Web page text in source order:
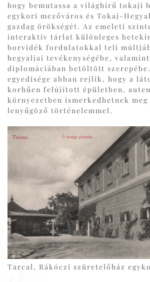
hogy bemutassa a világhírű tokaji
egykori mezőváros és Tokaj-
gazdag örökségét. Az emeleti
interaktív tárlat különleges
borvidék fordulatokkal teli
hegyaljai tevékenységébe,
diplomáciában betöltött
egyedisége abban rejlik, hogy a
korhűen felújított épületben,
környezetben ismerkedhetnek meg
lenyűgöző történelemmel.
Tarcal, Rákóczi szüretelőház